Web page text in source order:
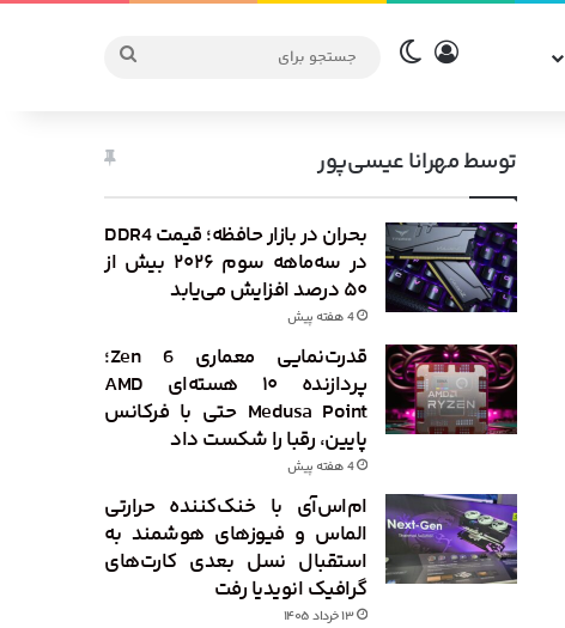
ورودتغییر پوسته
جستجو
توسط مهرانا عیسی‌پور
بحران در بازار حافظه؛ قیمت DDR4
در سه‌ماهه سوم ۲۰۲۶ بیش از
۵۰ درصد افزایش می‌یابد
4 هفته پیش
قدرت‌نمایی معماری Zen 6؛
پردازنده ۱۰ هسته‌ای AMD
Medusa Point حتی با فرکانس
پایین، رقبا را شکست داد
4 هفته پیش
ام‌اس‌آی با خنک‌کننده حرارتی
الماس و فیوزهای هوشمند به
استقبال نسل بعدی کارت‌های
گرافیک انویدیا رفت
۱۳ خرداد ۱۴۰۵